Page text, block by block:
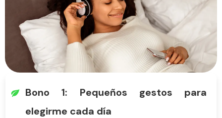
Bono 1: Pequeños gestos para
elegirme cada día